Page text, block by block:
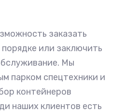
заказать
или заключить
Мы
парком спецтехники и
контейнеров
наших клиентов есть